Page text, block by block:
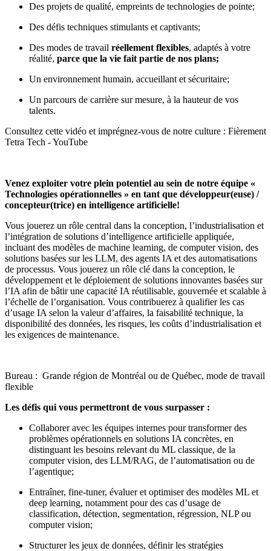
Des projets de qualité, empreints de technologies de pointe;
Des défis techniques stimulants et captivants;
Des modes de travail réellement flexibles, adaptés à votre
réalité, parce que la vie fait partie de nos plans;
Un environnement humain, accueillant et sécuritaire;
Un parcours de carrière sur mesure, à la hauteur de vos
talents.
Consultez cette vidéo et imprégnez-vous de notre culture : Fièrement
Tetra Tech - YouTube
Venez exploiter votre plein potentiel au sein de notre équipe «
Technologies opérationnelles » en tant que développeur(euse) /
concepteur(trice) en intelligence artificielle!
Vous jouerez un rôle central dans la conception, l’industrialisation et
l’intégration de solutions d’intelligence artificielle appliquée,
incluant des modèles de machine learning, de computer vision, des
solutions basées sur les LLM, des agents IA et des automatisations
de processus. Vous jouerez un rôle clé dans la conception, le
développement et le déploiement de solutions innovantes basées sur
l’IA afin de bâtir une capacité IA réutilisable, gouvernée et scalable à
l’échelle de l’organisation. Vous contribuerez à qualifier les cas
d’usage IA selon la valeur d’affaires, la faisabilité technique, la
disponibilité des données, les risques, les coûts d’industrialisation et
les exigences de maintenance.
Bureau : Grande région de Montréal ou de Québec, mode de travail
flexible
Les défis qui vous permettront de vous surpasser :
Collaborer avec les équipes internes pour transformer des
problèmes opérationnels en solutions IA concrètes, en
distinguant les besoins relevant du ML classique, de la
computer vision, des LLM/RAG, de l’automatisation ou de
l’agentique;
Entraîner, fine-tuner, évaluer et optimiser des modèles ML et
deep learning, notamment pour des cas d’usage de
classification, détection, segmentation, régression, NLP ou
computer vision;
Structurer les jeux de données, définir les stratégies